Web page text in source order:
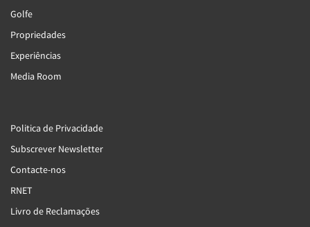
Golfe
Propriedades
Experiências
Media Room
Politica de Privacidade
Subscrever Newsletter
Contacte-nos
RNET
Livro de Reclamações